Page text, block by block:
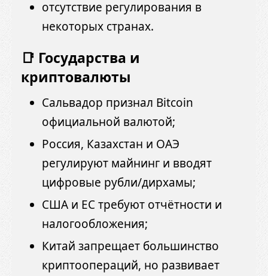
отсутствие регулирования в
некоторых странах.
📑 Государства и
криптовалюты
Сальвадор признал Bitcoin
официальной валютой;
Россия, Казахстан и ОАЭ
регулируют майнинг и вводят
цифровые рубли/дирхамы;
США и ЕС требуют отчётности и
налогообложения;
Китай запрещает большинство
криптоопераций, но развивает